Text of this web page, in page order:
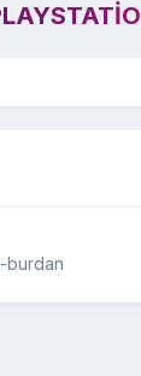
burdan